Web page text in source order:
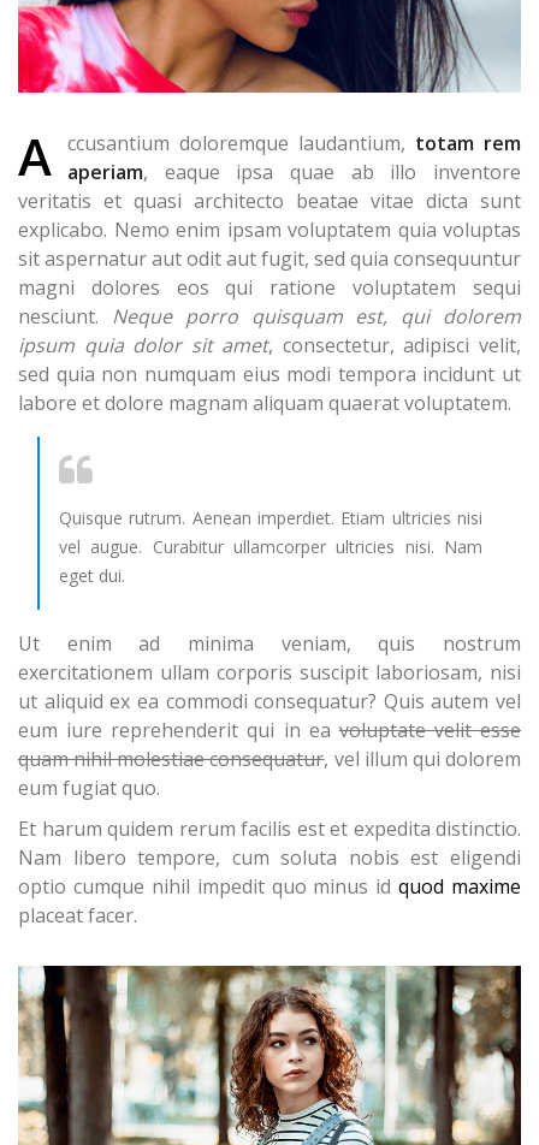
A ccusantium doloremque laudantium, totam rem
aperiam, eaque ipsa quae ab illo inventore
veritatis et quasi architecto beatae vitae dicta sunt
explicabo. Nemo enim ipsam voluptatem quia voluptas
sit aspernatur aut odit aut fugit, sed quia consequuntur
magni dolores eos qui ratione voluptatem sequi
nesciunt. Neque porro quisquam est, qui dolorem
ipsum quia dolor sit amet, consectetur, adipisci velit,
sed quia non numquam eius modi tempora incidunt ut
labore et dolore magnam aliquam quaerat voluptatem.
Quisque rutrum. Aenean imperdiet. Etiam ultricies nisi
vel augue. Curabitur ullamcorper ultricies nisi. Nam
eget dui.
Ut enim ad minima veniam, quis nostrum
exercitationem ullam corporis suscipit laboriosam, nisi
ut aliquid ex ea commodi consequatur? Quis autem vel
eum iure reprehenderit qui in eavoluptate velit esse
quam nihil molestiae consequatur, vel illum qui dolorem
eum fugiat quo.
Et harum quidem rerum facilis est et expedita distinctio.
Nam libero tempore, cum soluta nobis est eligendi
optio cumque nihil impedit quo minus idquod maxime
placeat facer.